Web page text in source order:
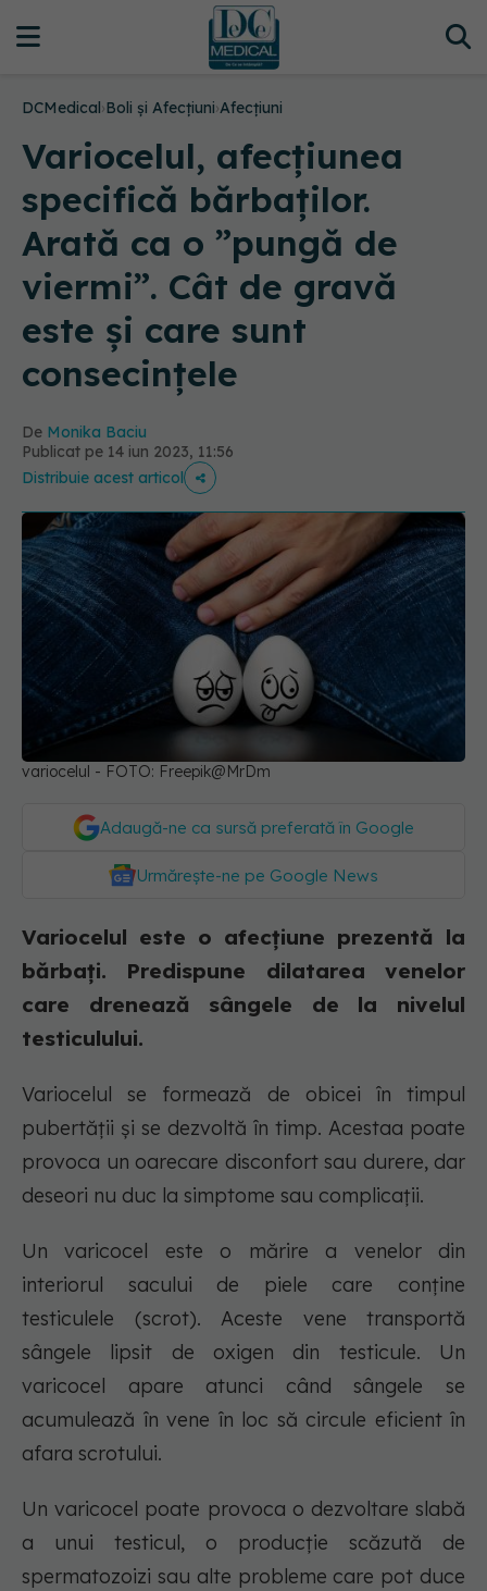
DCMedical›Boli și Afecțiuni›Afecțiuni
Variocelul, afecțiunea
specifică bărbaților.
Arată ca o ”pungă de
viermi”. Cât de gravă
este și care sunt
consecințele
De Monika Baciu
Publicat pe 14 iun 2023, 11:56
Distribuie acest articol
variocelul - FOTO: Freepik@MrDm
Adaugă-ne ca sursă preferată în Google
Urmărește-ne pe Google News
Variocelul este o afecțiune prezentă la
bărbați. Predispune dilatarea venelor
care drenează sângele de la nivelul
testiculului.
Variocelul se formează de obicei în timpul
pubertății și se dezvoltă în timp. Acestaa poate
provoca un oarecare disconfort sau durere, dar
deseori nu duc la simptome sau complicații.
Un varicocel este o mărire a venelor din
interiorul sacului de piele care conține
testiculele (scrot). Aceste vene transportă
sângele lipsit de oxigen din testicule. Un
varicocel apare atunci când sângele se
acumulează în vene în loc să circule eficient în
afara scrotului.
Un varicocel poate provoca o dezvoltare slabă
a unui testicul, o producție scăzută de
spermatozoizi sau alte probleme care pot duce